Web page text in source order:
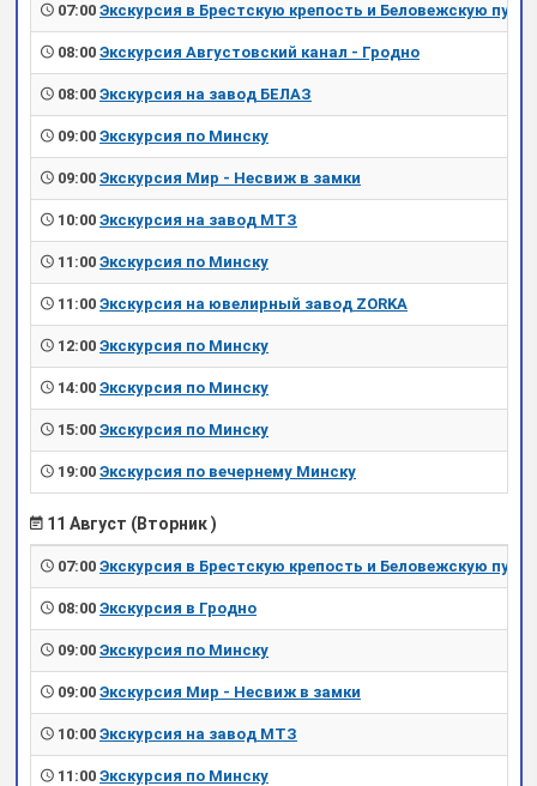
07:00 Экскурсия в Брестскую крепость и Беловежскую пущу
08:00 Экскурсия Августовский канал - Гродно
08:00 Экскурсия на завод БЕЛАЗ
09:00 Экскурсия по Минску
09:00 Экскурсия Мир - Несвиж в замки
10:00 Экскурсия на завод МТЗ
11:00 Экскурсия по Минску
11:00 Экскурсия на ювелирный завод ZORKA
12:00 Экскурсия по Минску
14:00 Экскурсия по Минску
15:00 Экскурсия по Минску
19:00 Экскурсия по вечернему Минску
11 Август (Вторник )
07:00 Экскурсия в Брестскую крепость и Беловежскую пущу
08:00 Экскурсия в Гродно
09:00 Экскурсия по Минску
09:00 Экскурсия Мир - Несвиж в замки
10:00 Экскурсия на завод МТЗ
11:00 Экскурсия по Минску